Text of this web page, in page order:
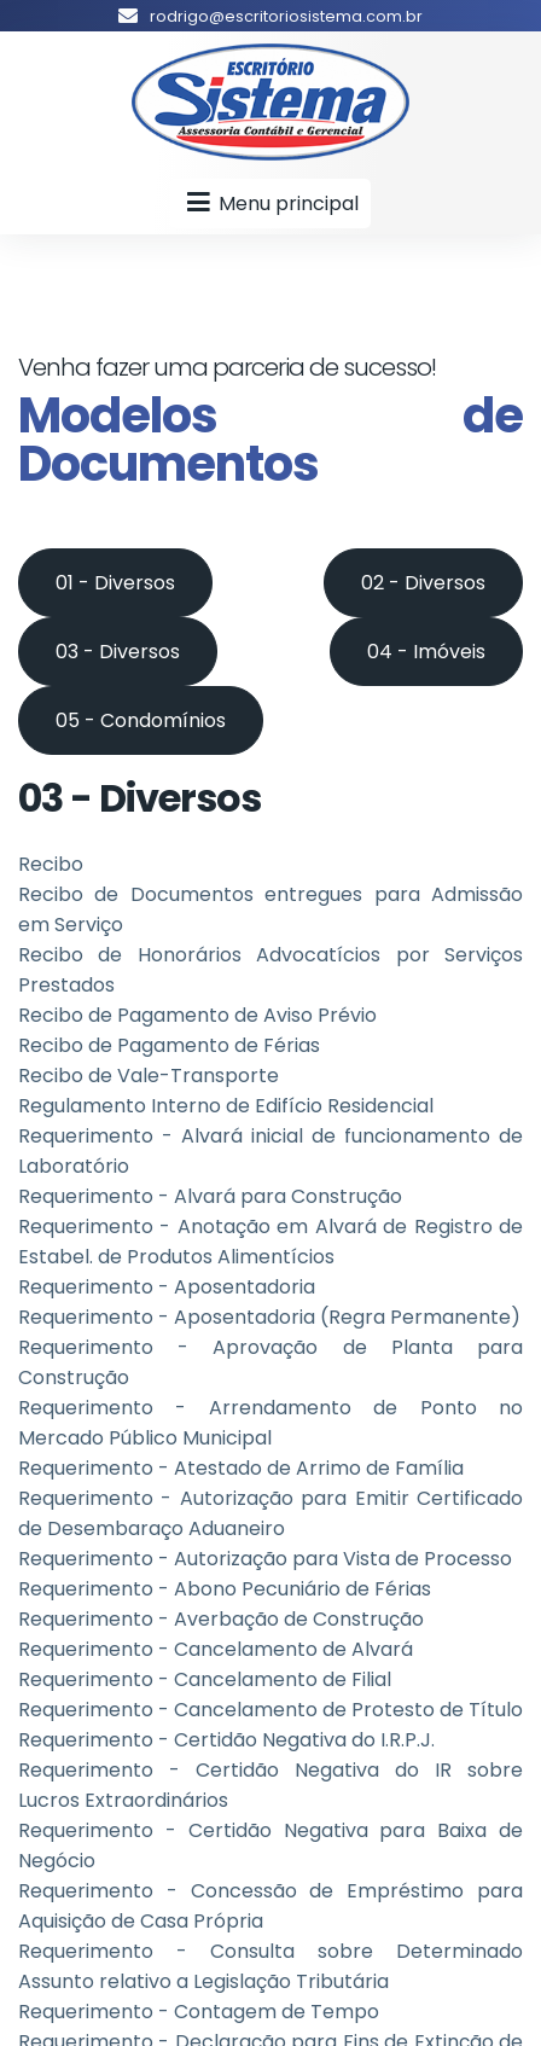
rodrigo@escritoriosistema.com.br
Menu principal
Venha fazer uma parceria de sucesso!
Modelos de
Documentos
01 - Diversos 02 - Diversos
03 - Diversos 04 - Imóveis
05 - Condomínios
03 - Diversos
Recibo
Recibo de Documentos entregues para Admissão
em Serviço
Recibo de Honorários Advocatícios por Serviços
Prestados
Recibo de Pagamento de Aviso Prévio
Recibo de Pagamento de Férias
Recibo de Vale-Transporte
Regulamento Interno de Edifício Residencial
Requerimento - Alvará inicial de funcionamento de
Laboratório
Requerimento - Alvará para Construção
Requerimento - Anotação em Alvará de Registro de
Estabel. de Produtos Alimentícios
Requerimento - Aposentadoria
Requerimento - Aposentadoria (Regra Permanente)
Requerimento - Aprovação de Planta para
Construção
Requerimento - Arrendamento de Ponto no
Mercado Público Municipal
Requerimento - Atestado de Arrimo de Família
Requerimento - Autorização para Emitir Certificado
de Desembaraço Aduaneiro
Requerimento - Autorização para Vista de Processo
Requerimento - Abono Pecuniário de Férias
Requerimento - Averbação de Construção
Requerimento - Cancelamento de Alvará
Requerimento - Cancelamento de Filial
Requerimento - Cancelamento de Protesto de Título
Requerimento - Certidão Negativa do I.R.P.J.
Requerimento - Certidão Negativa do IR sobre
Lucros Extraordinários
Requerimento - Certidão Negativa para Baixa de
Negócio
Requerimento - Concessão de Empréstimo para
Aquisição de Casa Própria
Requerimento - Consulta sobre Determinado
Assunto relativo a Legislação Tributária
Requerimento - Contagem de Tempo